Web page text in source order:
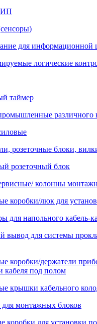
для
логические
таймер
различного
розеточные блоки,
розеточный блок
колонны
коробки/люк для
для напольного кабель-
вывод для системы
коробки/держатели
кабеля под полом
крышки кабельного
монтажных блоков
коробки для установки